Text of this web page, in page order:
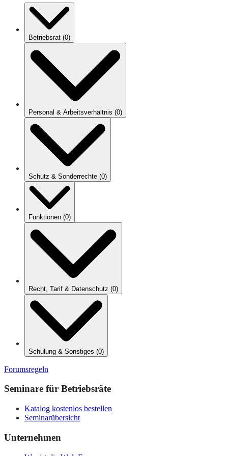
Betriebsrat (0)
Personal & Arbeitsverhältnis (0)
Schutz & Sonderrechte (0)
Funktionen (0)
Recht, Tarif & Datenschutz (0)
Schulung & Sonstiges (0)
Forumsregeln
Seminare für Betriebsräte
Katalog kostenlos bestellen
Seminarübersicht
Unternehmen